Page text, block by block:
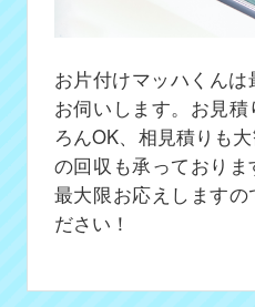
お片付けマッハくん
お伺いします。お見
ろんOK、相見積りも
の回収も承っており
最大限お応えしますの
ださい！